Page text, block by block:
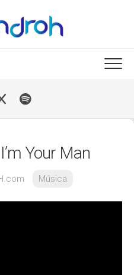
Your Man
Música